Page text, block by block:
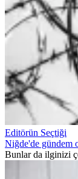
Editörün Seçtiği
Niğde'de gündem
Bunlar da ilginizi